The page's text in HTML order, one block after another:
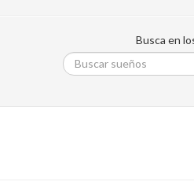
Busca en